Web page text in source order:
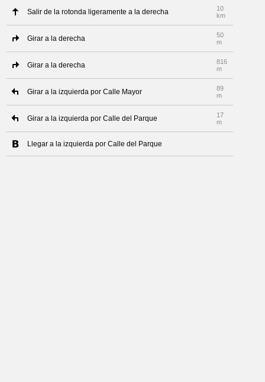
Salir de la rotonda ligeramente a la derecha
10
km
Girar a la derecha
50
m
Girar a la derecha
816
m
Girar a la izquierda por Calle Mayor
89
m
Girar a la izquierda por Calle del Parque
17
m
Llegar a la izquierda por Calle del Parque